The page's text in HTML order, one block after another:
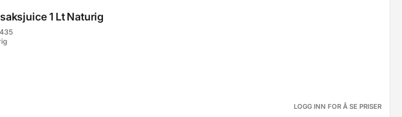
1 Lt Naturig
LOGG INN FOR Å SE PRISER